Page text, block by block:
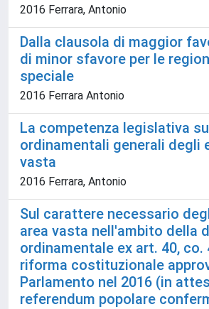
2016 Ferrara, Antonio
Dalla clausola di maggior
di minor sfavore per le
speciale
2016 Ferrara Antonio
La competenza legislativa
ordinamentali generali degli
vasta
2016 Ferrara, Antonio
Sul carattere necessario
area vasta nell'ambito della
ordinamentale ex art. 40, co.
riforma costituzionale
Parlamento nel 2016 (in
referendum popolare